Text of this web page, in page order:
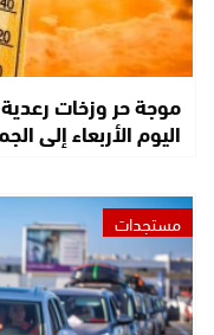
موجة حر وزخات
اليوم الأربعاء إلى
مستجدات